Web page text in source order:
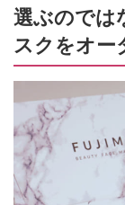
選ぶのでは
スクをオー